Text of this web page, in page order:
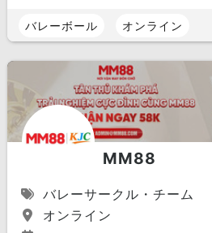
バレーボール オンライン
MM88
バレーサークル・チーム
オンライン